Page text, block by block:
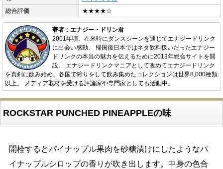
総合評価
★★★★☆
著者：エナジー・ドリン君
2001年頃、在米時にダンスシーンを通じてエナジードリンク
に出会い感動。 帰国後日本ではネタ飲料扱いだったエナジー
ドリンクの本当の魅力を伝えるために2013年総合サイトを開
設。 エナジードリンクマニアとして改めてエナジードリンク
を真剣に飲み始め、各国で狩りをして飲み集めたコレクションは世界8,000種類
以上。 メディア取材を受ける評論家や専門家としても活動中。
ROCKSTAR PUNCHED PINEAPPLEの味
開栓するとパイナップル果肉を砂糖漬けにしたようなパ
イナップルシロップの香りが吹き出します。中身の色合